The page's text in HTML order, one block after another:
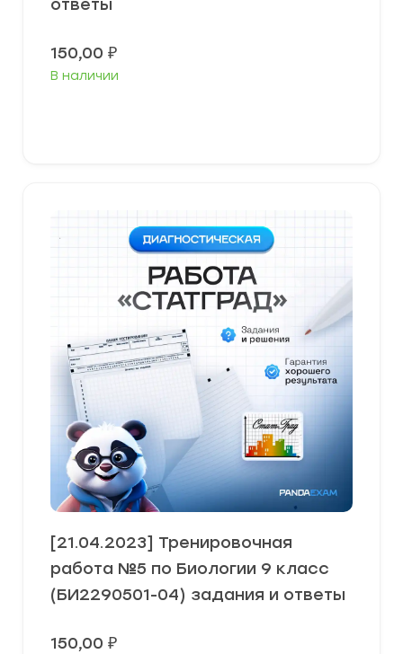
ответы
150,00 ₽
В наличии
[21.04.2023] Тренировочная
работа №5 по Биологии 9 класс
(БИ2290501-04) задания и ответы
150,00 ₽